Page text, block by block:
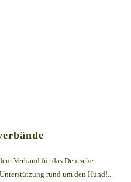
Verband für das Deutsche
rund um den Hund!...